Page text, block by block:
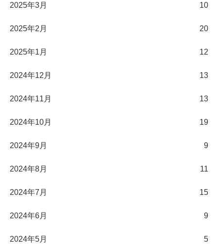
2025年3月 10
2025年2月 20
2025年1月 12
2024年12月 13
2024年11月 13
2024年10月 19
2024年9月 9
2024年8月 11
2024年7月 15
2024年6月 9
2024年5月 5